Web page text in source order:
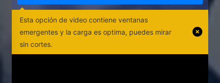
Esta opción de video contiene ventanas
emergentes y la carga es optima, puedes mirar
sin cortes.